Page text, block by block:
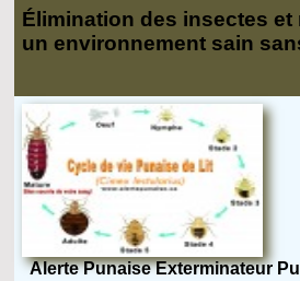
Élimination des insectes
un environnement sain
Alerte Punaise Exterminateur